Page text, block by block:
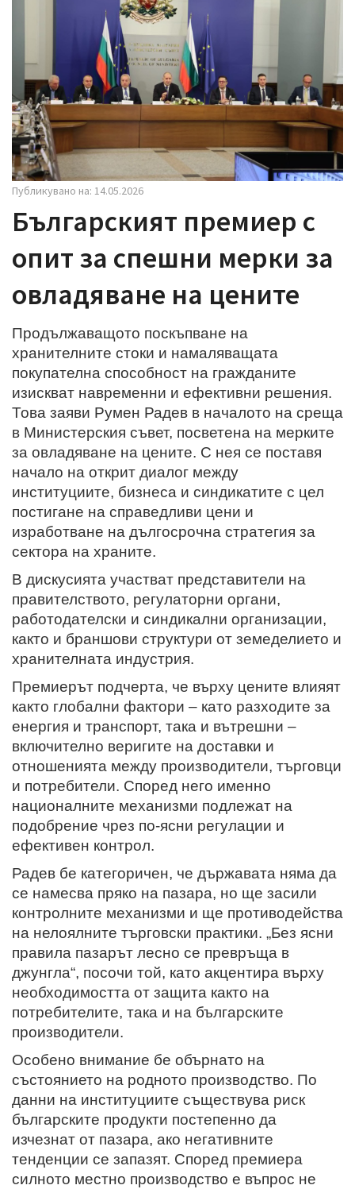
i
o
n
Публикувано на: 14.05.2026
Българският премиер с
опит за спешни мерки за
овладяване на цените
Продължаващото поскъпване на
хранителните стоки и намаляващата
покупателна способност на гражданите
изискват навременни и ефективни решения.
Това заяви Румен Радев в началото на среща
в Министерския съвет, посветена на мерките
за овладяване на цените. С нея се поставя
начало на открит диалог между
институциите, бизнеса и синдикатите с цел
постигане на справедливи цени и
изработване на дългосрочна стратегия за
сектора на храните.
В дискусията участват представители на
правителството, регулаторни органи,
работодателски и синдикални организации,
както и браншови структури от земеделието и
хранителната индустрия.
Премиерът подчерта, че върху цените влияят
както глобални фактори – като разходите за
енергия и транспорт, така и вътрешни –
включително веригите на доставки и
отношенията между производители, търговци
и потребители. Според него именно
националните механизми подлежат на
подобрение чрез по-ясни регулации и
ефективен контрол.
Радев бе категоричен, че държавата няма да
се намесва пряко на пазара, но ще засили
контролните механизми и ще противодейства
на нелоялните търговски практики. „Без ясни
правила пазарът лесно се превръща в
джунгла“, посочи той, като акцентира върху
необходимостта от защита както на
потребителите, така и на българските
производители.
Особено внимание бе обърнато на
състоянието на родното производство. По
данни на институциите съществува риск
българските продукти постепенно да
изчезнат от пазара, ако негативните
тенденции се запазят. Според премиера
силното местно производство е въпрос не